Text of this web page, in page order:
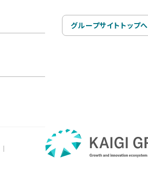
|
グループサイトトップへ